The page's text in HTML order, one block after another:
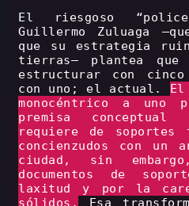
El riesgoso
Guillermo Zuluaga
que su estrategia
tierras– plantea
estructurar con
con uno; el actual. El
monocéntrico a uno
premisa
requiere de soportes
concienzudos con un
ciudad, sin
documentos de
laxitud y por la
sólidos.
Esa